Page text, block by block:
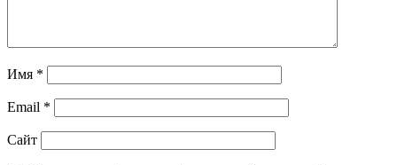
Имя *
Email *
Сайт